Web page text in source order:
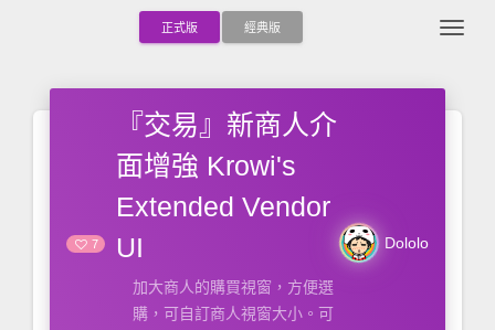
正式版 經典版
7
『交易』新商人介
面增強 Krowi's
Extended Vendor
UI
加大商人的購買視窗，方便選
購，可自訂商人視窗大小。可
Dololo